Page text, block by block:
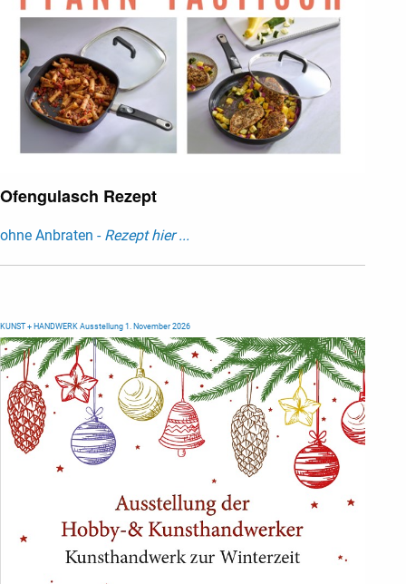
Ofengulasch Rezept
ohne Anbraten - Rezept hier ...
KUNST + HANDWERK Ausstellung 1. November 2026